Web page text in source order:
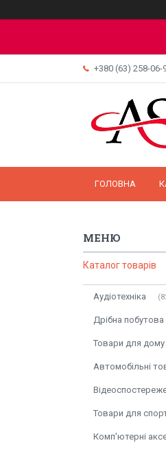
+380 (63) 258-06-
ГОЛОВНА
Каталог товарів
Аудіотехніка
Дрібна побутова
Товари для дому
Автомобільні
Товари для
Комп'ютерні